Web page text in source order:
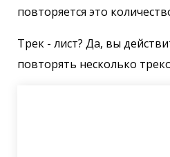
повторяется это
Трек - лист? Да, вы
повторять несколько